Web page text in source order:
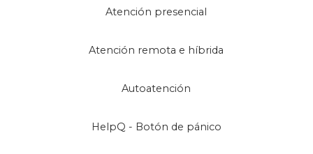
Atención presencial
Atención remota e híbrida
Autoatención
HelpQ - Botón de pánico